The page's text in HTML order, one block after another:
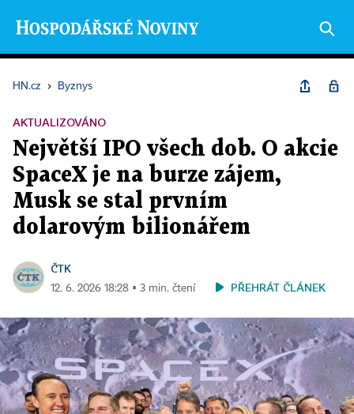
HN.cz › Byznys
AKTUALIZOVÁNO
Největší IPO všech dob. O akcie
SpaceX je na burze zájem,
Musk se stal prvním
dolarovým bilionářem
ČTK
12. 6. 2026 18:28 ▪ 3 min. čtení PŘEHRÁT ČLÁNEK